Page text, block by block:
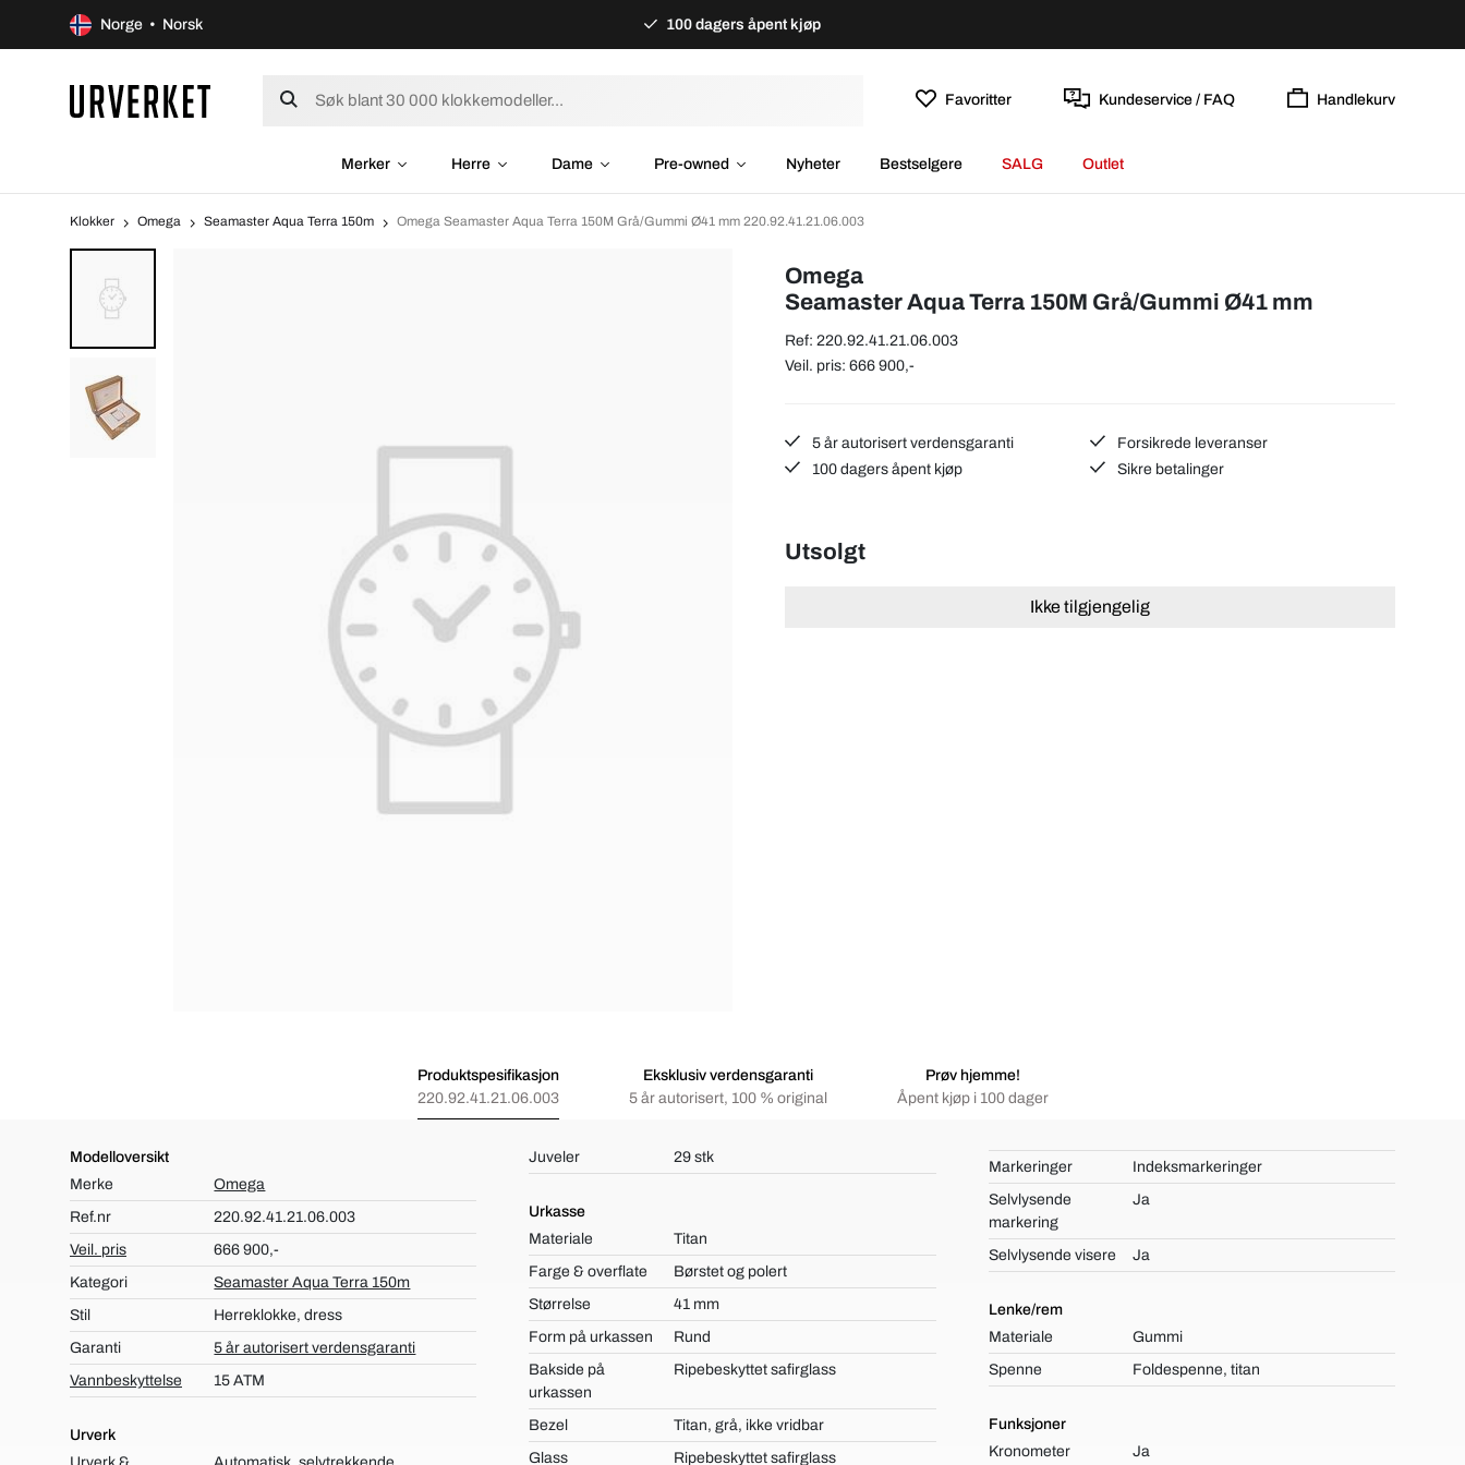
Norge • Norsk 100 dagers åpent kjøp
Favoritter Kundeservice / FAQ Handlekurv
Merker Herre Dame Pre-owned Nyheter Bestselgere SALG Outlet
Klokker Omega Seamaster Aqua Terra 150m Omega Seamaster Aqua Terra 150M Grå/Gummi Ø41 mm 220.92.41.21.06.003
Omega
Seamaster Aqua Terra 150M Grå/Gummi Ø41 mm
Ref: 220.92.41.21.06.003
Veil. pris: 666 900,-
5 år autorisert verdensgaranti
Forsikrede leveranser
100 dagers åpent kjøp
Sikre betalinger
Utsolgt
Ikke tilgjengelig
Produktspesifikasjon
220.92.41.21.06.003
Eksklusiv verdensgaranti
5 år autorisert, 100 % original
Prøv hjemme!
Åpent kjøp i 100 dager
Modelloversikt
Merke
Omega
Ref.nr
220.92.41.21.06.003
Veil. pris
666 900,-
Kategori
Seamaster Aqua Terra 150m
Stil
Herreklokke, dress
Garanti
5 år autorisert verdensgaranti
Vannbeskyttelse
15 ATM
Urverk
Juveler 29 stk
Urkasse
Materiale
Titan
Farge & overflate
Børstet og polert
Størrelse
41 mm
Form på urkassen
Rund
Bakside på
urkassen
Ripebeskyttet safirglass
Bezel
Titan, grå, ikke vridbar
Glass
Ripebeskyttet safirglass
Markeringer
Indeksmarkeringer
Selvlysende
markering
Ja
Selvlysende visere Ja
Lenke/rem
Materiale
Gummi
Spenne
Foldespenne, titan
Funksjoner
Kronometer
Ja